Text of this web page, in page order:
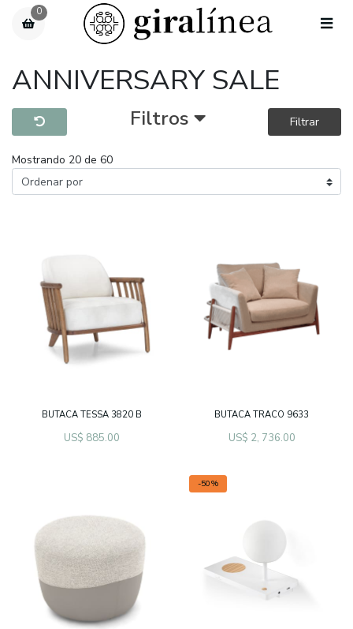
0
ANNIVERSARY SALE
Filtros Filtrar
Mostrando 20 de 60
BUTACA TESSA 3820 B
US$ 885.00
BUTACA TRACO 9633
US$ 2, 736.00
-50%